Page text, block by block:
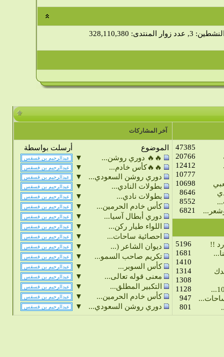
المنتدى: 328,110,380
آخر المشاركات
الموضوع
أرسلت بواسطة
🔥🔥 دوري روشن...
▼
🔥🔥كأس خادم... ▼
دوري روشن السعودي... ▼
بطولات النادي... ▼
بطولات نادي... ▼
كأس خادم الحرمين... ▼
دوري أبطال آسيا... ▼
اللواء طيار ركن... ▼
احصائية ساحات... ▼
ديوان الشاعر (... ▼
تكريم صاحب السمو... ▼
كأس السوبر... ▼
معنى قوله تعالى... ▼
التكبير المطلق... ▼
كأس خادم الحرمين... ▼
دوري روشن السعودي... ▼
!!